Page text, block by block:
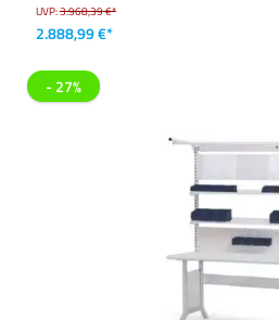
UVP:3.968,39 €*
2.888,99 €*
- 27%